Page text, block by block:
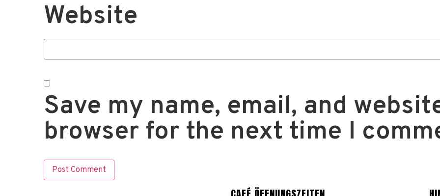
Website
Save my name, email, and
browser for the next time I